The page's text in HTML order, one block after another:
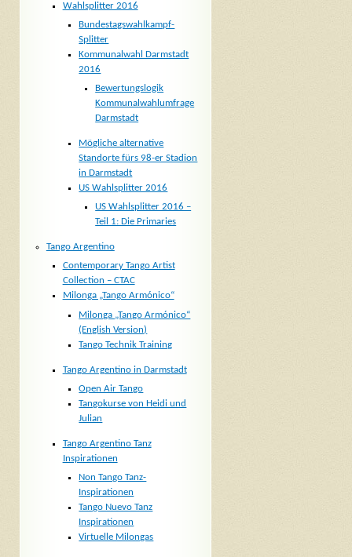
Wahlsplitter 2016
Bundestagswahlkampf-
Splitter
Kommunalwahl Darmstadt
2016
Bewertungslogik
Kommunalwahlumfrage
Darmstadt
Mögliche alternative
Standorte fürs 98-er Stadion
in Darmstadt
US Wahlsplitter 2016
US Wahlsplitter 2016 –
Teil 1: Die Primaries
Tango Argentino
Contemporary Tango Artist
Collection – CTAC
Milonga „Tango Armónico“
Milonga „Tango Armónico“
(English Version)
Tango Technik Training
Tango Argentino in Darmstadt
Open Air Tango
Tangokurse von Heidi und
Julian
Tango Argentino Tanz
Inspirationen
Non Tango Tanz-
Inspirationen
Tango Nuevo Tanz
Inspirationen
Virtuelle Milongas